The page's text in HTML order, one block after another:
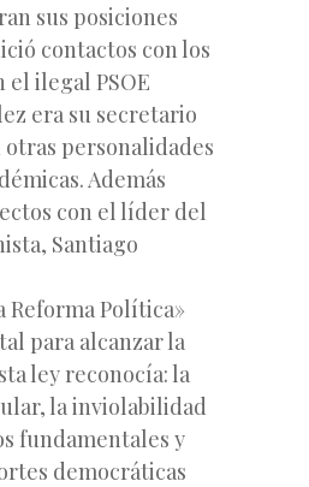
sus posiciones
contactos con los
el ilegal PSOE
era su secretario
personalidades
Además
con el líder del
Santiago
Reforma Política»
para alcanzar la
ley reconocía: la
la inviolabilidad
fundamentales y
democráticas